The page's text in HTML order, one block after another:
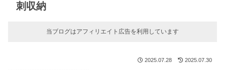
刺収納
当ブログはアフィリエイト広告を利用しています
2025.07.28 2025.07.30